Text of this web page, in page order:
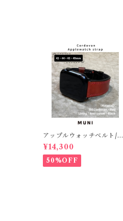
アップルウォッチベルト/オ
イルコードバン・レッド・
フラット（For 42/44/45/4
9mm）時計バンド
¥14,300
50%OFF